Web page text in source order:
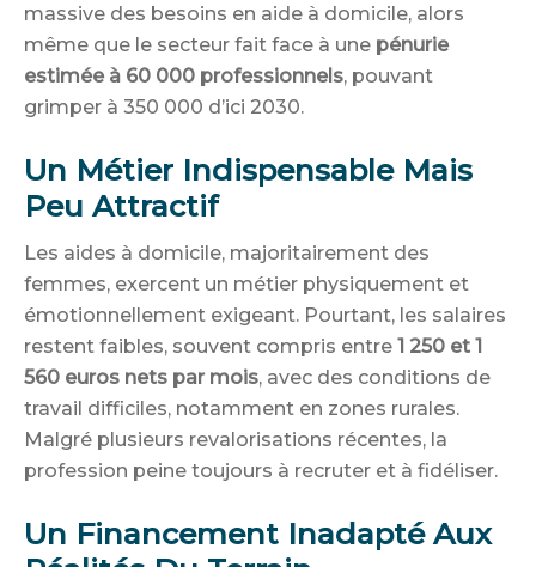
massive des besoins en aide à domicile, alors
même que le secteur fait face à une pénurie
estimée à 60 000 professionnels, pouvant
grimper à 350 000 d’ici 2030.
Un Métier Indispensable Mais
Peu Attractif
Les aides à domicile, majoritairement des
femmes, exercent un métier physiquement et
émotionnellement exigeant. Pourtant, les salaires
restent faibles, souvent compris entre 1 250 et 1
560 euros nets par mois, avec des conditions de
travail difficiles, notamment en zones rurales.
Malgré plusieurs revalorisations récentes, la
profession peine toujours à recruter et à fidéliser.
Un Financement Inadapté Aux